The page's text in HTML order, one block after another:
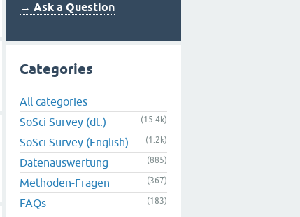
→ Ask a Question
Categories
All categories
SoSci Survey (dt.)
(15.4k)
SoSci Survey (English) (1.2k)
Datenauswertung (885)
Methoden-Fragen (367)
FAQs (183)